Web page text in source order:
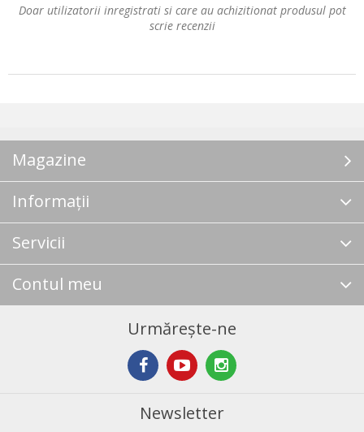
Doar utilizatorii inregistrati si care au achizitionat produsul pot
scrie recenzii
Magazine
Informații
Servicii
Contul meu
Urmărește-ne
Newsletter